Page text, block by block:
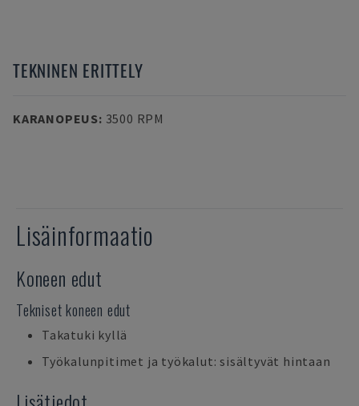
TEKNINEN ERITTELY
KARANOPEUS: 3500 RPM
Lisäinformaatio
Koneen edut
Tekniset koneen edut
Takatuki kyllä
Työkalunpitimet ja työkalut: sisältyvät hintaan